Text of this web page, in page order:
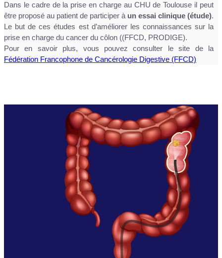
Dans le cadre de la prise en charge au CHU de Toulouse il peut
être proposé au patient de participer à un essai clinique (étude).
Le but de ces études est d’améliorer les connaissances sur la
prise en charge du cancer du côlon ((FFCD, PRODIGE).
Pour en savoir plus, vous pouvez consulter le site de la
Fédération Francophone de Cancérologie Digestive (FFCD)